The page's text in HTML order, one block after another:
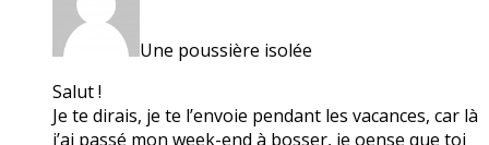
Une poussière isolée
Salut !
Je te dirais, je te l’envoie pendant les vacances, car là
j’ai passé mon week-end à bosser, je oense que toi